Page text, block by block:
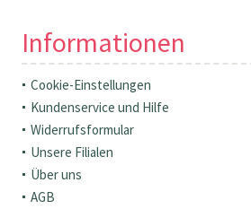
Informationen
Cookie-Einstellungen
Kundenservice und Hilfe
Widerrufsformular
Unsere Filialen
Über uns
AGB